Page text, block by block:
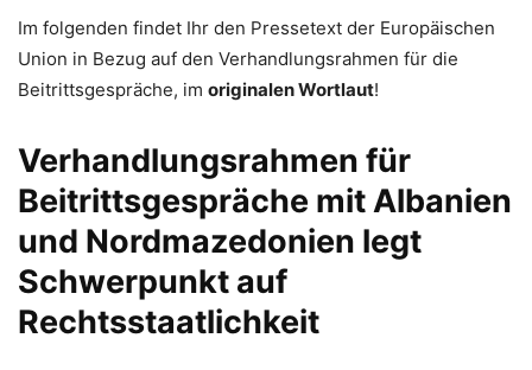
Im folgenden findet Ihr den Pressetext der Europäischen
Union in Bezug auf den Verhandlungsrahmen für die
Beitrittsgespräche, im originalen Wortlaut!
Verhandlungsrahmen für
Beitrittsgespräche mit Albanien
und Nordmazedonien legt
Schwerpunkt auf
Rechtsstaatlichkeit